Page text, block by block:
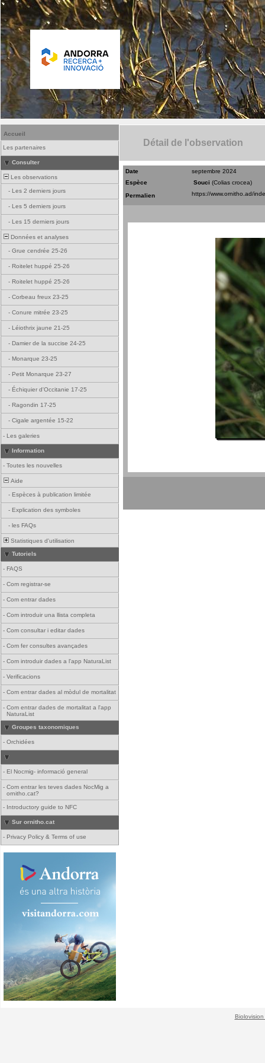
Accueil
Les partenaires
Consulter
Les observations
- Les 2 derniers jours
- Les 5 derniers jours
- Les 15 derniers jours
Données et analyses
- Grue cendrée 25-26
- Roitelet huppé 25-26
- Roitelet huppé 25-26
- Corbeau freux 23-25
- Conure mitrée 23-25
- Léiothrix jaune 21-25
- Damier de la succise 24-25
- Monarque 23-25
- Petit Monarque 23-27
- Échiquier d'Occitanie 17-25
- Ragondin 17-25
- Cigale argentée 15-22
- Les galeries
Information
- Toutes les nouvelles
Aide
- Espèces à publication limitée
- Explication des symboles
- les FAQs
Statistiques d'utilisation
Tutoriels
- FAQS
- Com registrar-se
- Com entrar dades
- Com introduir una llista completa
- Com consultar i editar dades
- Com fer consultes avançades
- Com introduir dades a l'app NaturaList
- Verificacions
- Com entrar dades al mòdul de mortalitat
- Com entrar dades de mortalitat a l'app
NaturaList
Groupes taxonomiques
- Orchidées
- El Nocmig- informació general
- Com entrar les teves dades NocMig a
ornitho.cat?
- Introductory guide to NFC
Sur ornitho.cat
- Privacy Policy & Terms of use
Détail de l'observation
Date
septembre 2024
Espèce
Souci (Colias crocea)
Permalien
Biolovision